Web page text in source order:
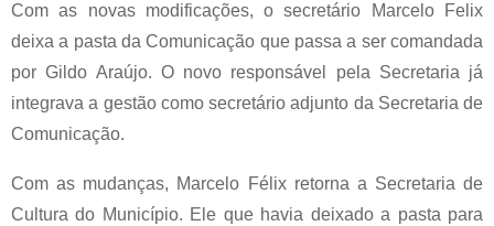
Com as novas modificações, o secretário Marcelo Felix
deixa a pasta da Comunicação que passa a ser comandada
por Gildo Araújo. O novo responsável pela Secretaria já
integrava a gestão como secretário adjunto da Secretaria de
Comunicação.
Com as mudanças, Marcelo Félix retorna a Secretaria de
Cultura do Município. Ele que havia deixado a pasta para